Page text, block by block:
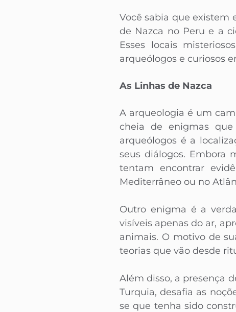
Você sabia que existem
de Nazca no Peru e a
Esses locais
arqueólogos e curiosos
As Linhas de Nazca
A arqueologia é um
cheia de enigmas
arqueólogos é a
seus diálogos. Embora
tentam encontrar
Mediterrâneo ou no
Outro enigma é a
visíveis apenas do ar,
animais. O motivo de
teorias que vão desde
Além disso, a presença
Turquia, desafia as
se que tenha sido